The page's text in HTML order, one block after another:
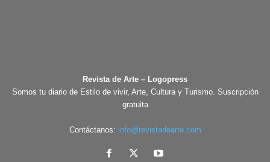
Revista de Arte – Logopress
Somos tu diario de Estilo de vivir, Arte, Cultura y Turismo. Suscripción
gratuita
Contáctanos: info@revistadearte.com